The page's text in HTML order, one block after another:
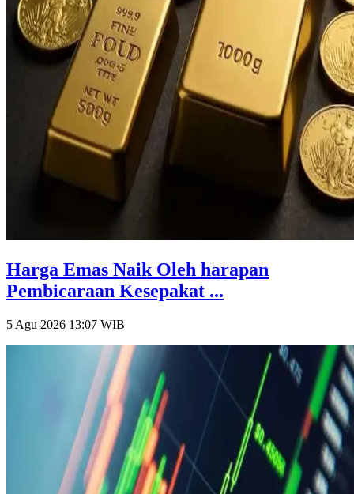
Harga Emas Naik Oleh harapan
Pembicaraan Kesepakat ...
5 Agu 2026 13:07 WIB